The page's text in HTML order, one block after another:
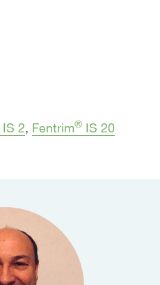
IS 2, Fentrim® IS 20